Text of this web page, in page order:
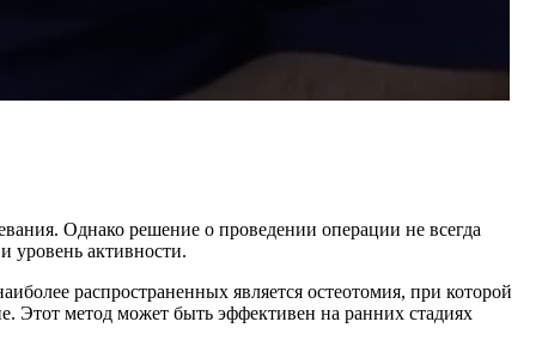
Однако решение о проведении операции не всегда
уровень активности.
распространенных является остеотомия, при которой
Этот метод может быть эффективен на ранних стадиях